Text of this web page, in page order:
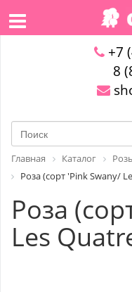
+7
8
Главная Каталог
Роза (сорт 'Pink Swany/
Роза
Les